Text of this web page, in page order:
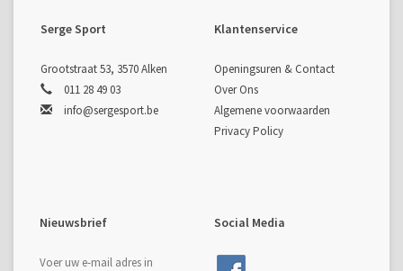
Serge Sport
Grootstraat 53, 3570 Alken
011 28 49 03
info@sergesport.be
Klantenservice
Openingsuren & Contact
Over Ons
Algemene voorwaarden
Privacy Policy
Nieuwsbrief Social Media